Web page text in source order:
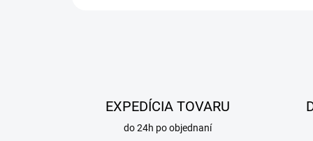
EXPEDÍCIA TOVARU
do 24h po objednaní